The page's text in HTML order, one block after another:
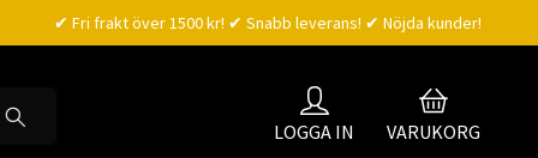
✔ Fri frakt över 1500 kr! ✔ Snabb leverans! ✔ Nöjda kunder!
LOGGA IN VARUKORG